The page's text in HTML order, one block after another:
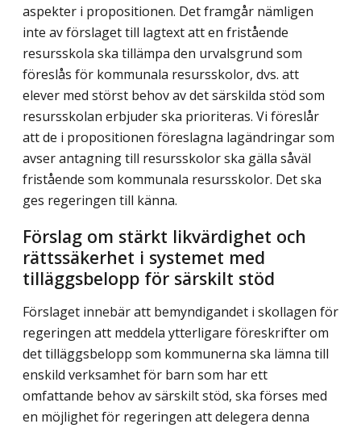
aspekter i propositionen. Det framgår nämligen
inte av förslaget till lagtext att en fri­stående
resursskola ska tillämpa den urvalsgrund som
föreslås för kommunala resurs­skolor, dvs. att
elever med störst behov av det särskilda stöd som
resursskolan erbjuder ska prioriteras. Vi föreslår
att de i propositionen föreslagna lagändringar som
avser antagning till resursskolor ska gälla såväl
fristående som kommunala resursskolor. Det ska
ges regeringen till känna.
Förslag om stärkt likvärdighet och
rättssäkerhet i systemet med
tilläggsbelopp för särskilt stöd
Förslaget innebär att bemyndigandet i skollagen för
regeringen att meddela ytterligare föreskrifter om
det tilläggsbelopp som kommunerna ska lämna till
enskild verksamhet för barn som har ett
omfattande behov av särskilt stöd, ska förses med
en möjlighet för regeringen att delegera denna